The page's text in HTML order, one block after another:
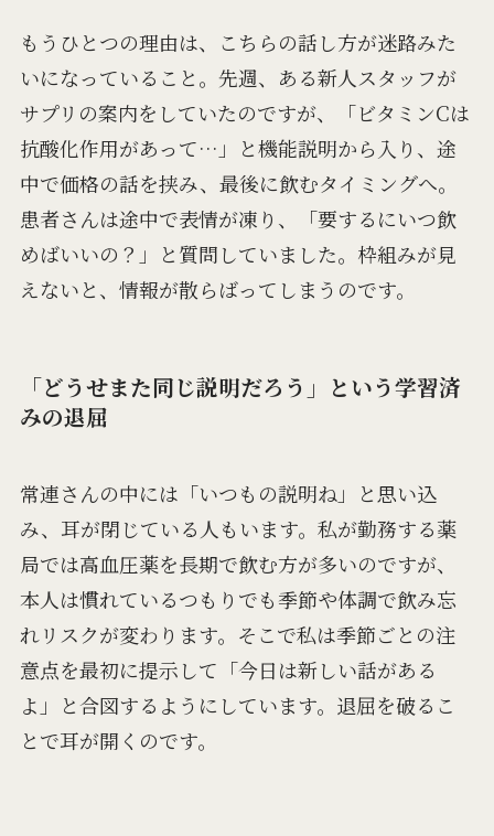
もうひとつの理由は、こちらの話し方が迷路みた
いになっていること。先週、ある新人スタッフが
サプリの案内をしていたのですが、「ビタミンCは
抗酸化作用があって…」と機能説明から入り、途
中で価格の話を挟み、最後に飲むタイミングへ。
患者さんは途中で表情が凍り、「要するにいつ飲
めばいいの？」と質問していました。枠組みが見
えないと、情報が散らばってしまうのです。
「どうせまた同じ説明だろう」という学習済
みの退屈
常連さんの中には「いつもの説明ね」と思い込
み、耳が閉じている人もいます。私が勤務する薬
局では高血圧薬を長期で飲む方が多いのですが、
本人は慣れているつもりでも季節や体調で飲み忘
れリスクが変わります。そこで私は季節ごとの注
意点を最初に提示して「今日は新しい話がある
よ」と合図するようにしています。退屈を破るこ
とで耳が開くのです。